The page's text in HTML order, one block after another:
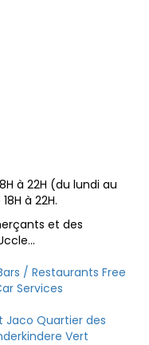
à 22H (du lundi au
à 22H.
et des
/ Restaurants Free
Services
Jaco Quartier des
Vert